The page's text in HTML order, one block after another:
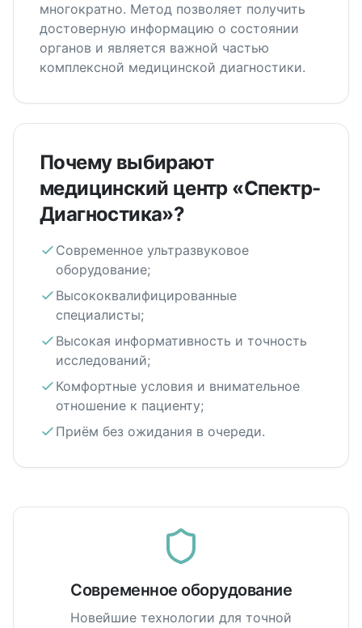
многократно. Метод позволяет получить
достоверную информацию о состоянии
органов и является важной частью
комплексной медицинской диагностики.
Почему выбирают
медицинский центр «Спектр-
Диагностика»?
Современное ультразвуковое
оборудование;
Высококвалифицированные
специалисты;
Высокая информативность и точность
исследований;
Комфортные условия и внимательное
отношение к пациенту;
Приём без ожидания в очереди.
Современное оборудование
Новейшие технологии для точной